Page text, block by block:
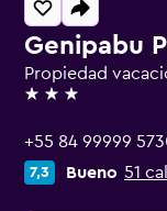
Genipabu
Propiedad
3 estrellas
+55 84 99999
7,3 Bueno 51